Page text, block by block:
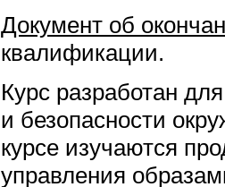
Документ об
квалификации.
Курс разработан
и безопасности
курсе изучаются
управления